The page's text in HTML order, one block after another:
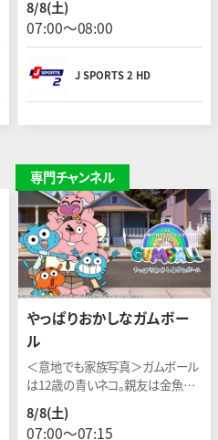
日(現地)
8/8(土)
07:00〜08:00
J SPORTS 2 HD
専門チャンネル
やっぱりおかしなガムボー
ル
＜意地でも家族写真＞ガムボール
は12歳の青いネコ。親友は金魚の
ダーウィン。彼らが住む郊外の街で
ナンセンスな毎日が繰り広げられ
8/8(土)
07:00〜07:15